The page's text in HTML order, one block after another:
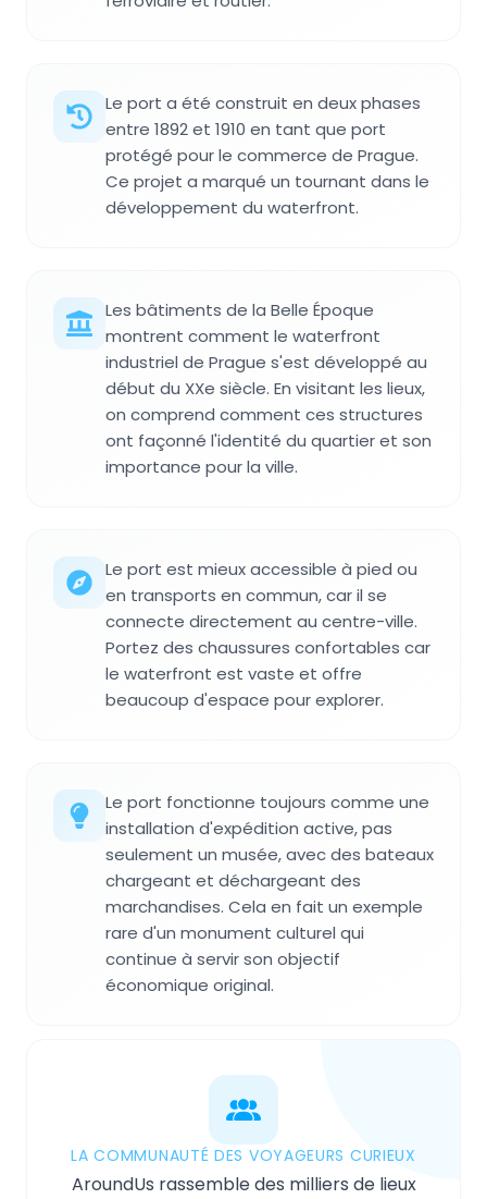
Le port a été construit en deux phases
entre 1892 et 1910 en tant que port
protégé pour le commerce de Prague.
Ce projet a marqué un tournant dans le
développement du waterfront.
Les bâtiments de la Belle Époque
montrent comment le waterfront
industriel de Prague s'est développé au
début du XXe siècle. En visitant les lieux,
on comprend comment ces structures
ont façonné l'identité du quartier et son
importance pour la ville.
Le port est mieux accessible à pied ou
en transports en commun, car il se
connecte directement au centre-ville.
Portez des chaussures confortables car
le waterfront est vaste et offre
beaucoup d'espace pour explorer.
Le port fonctionne toujours comme une
installation d'expédition active, pas
seulement un musée, avec des bateaux
chargeant et déchargeant des
marchandises. Cela en fait un exemple
rare d'un monument culturel qui
continue à servir son objectif
économique original.
LA COMMUNAUTÉ DES VOYAGEURS CURIEUX
AroundUs rassemble des milliers de lieux